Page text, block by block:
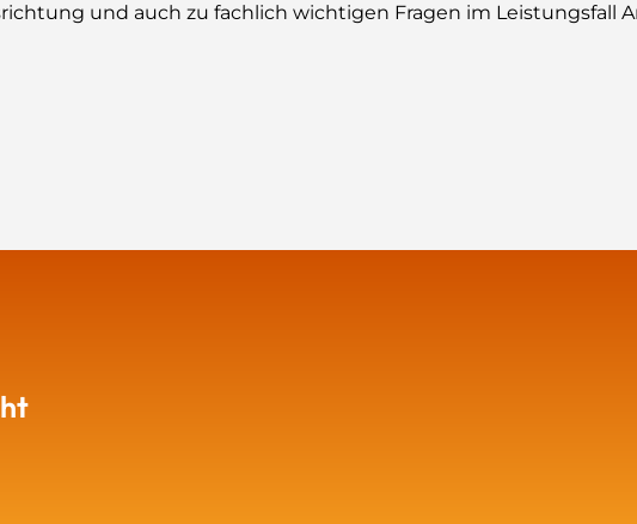
und auch zu fachlich wichtigen Fragen im Leistungsfall